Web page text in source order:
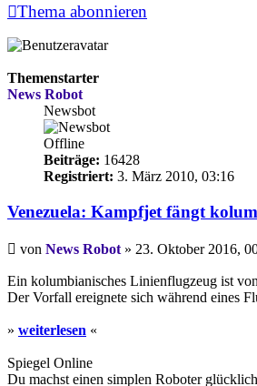
Thema abonnieren
Themenstarter
News Robot
Newsbot
Offline
Beiträge: 16428
Registriert: 3. März 2010, 03:16
Venezuela: Kampfjet fängt
Beitrag
von News Robot » 23. Oktober 2016,
Ein kolumbianisches Linienflugzeug ist
Der Vorfall ereignete sich während eines
» weiterlesen «
Spiegel Online
Du machst einen simplen Roboter